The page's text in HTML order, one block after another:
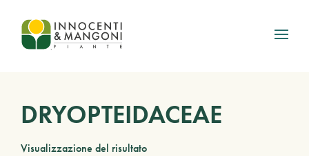
Skip to main content
DRYOPTEIDACEAE
Visualizzazione del risultato